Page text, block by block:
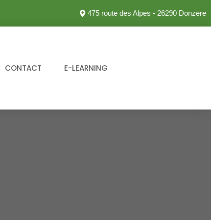
475 route des Alpes - 26290 Donzere
CONTACT E-LEARNING